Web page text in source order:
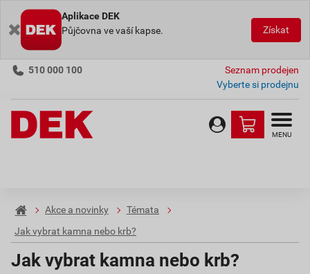
Aplikace DEK
Půjčovna ve vaší kapse.
Získat
510 000 100
Seznam prodejen
Vyberte si prodejnu
MENU
Akce a novinky
Témata
Jak vybrat kamna nebo krb?
Jak vybrat kamna nebo krb?